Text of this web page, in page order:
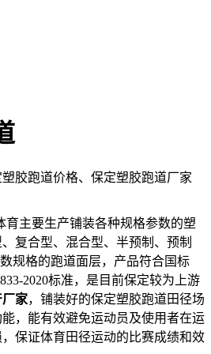
胶跑道价格、保定塑胶跑道厂家
育主要生产铺装各种规格参数的塑
复合型、混合型、半预制、预制
规格的跑道面层，产品符合国标
2020标准，是目前保定较为上游
家，铺装好的保定塑胶跑道田径场
，能有效避免运动员及使用者在运
保证体育田径运动的比赛成绩和效